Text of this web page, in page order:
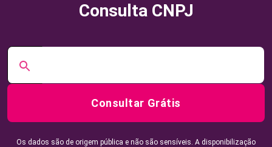
Consulta CNPJ
Consultar Grátis
Os dados são de origem pública e não são sensíveis. A disponibilização